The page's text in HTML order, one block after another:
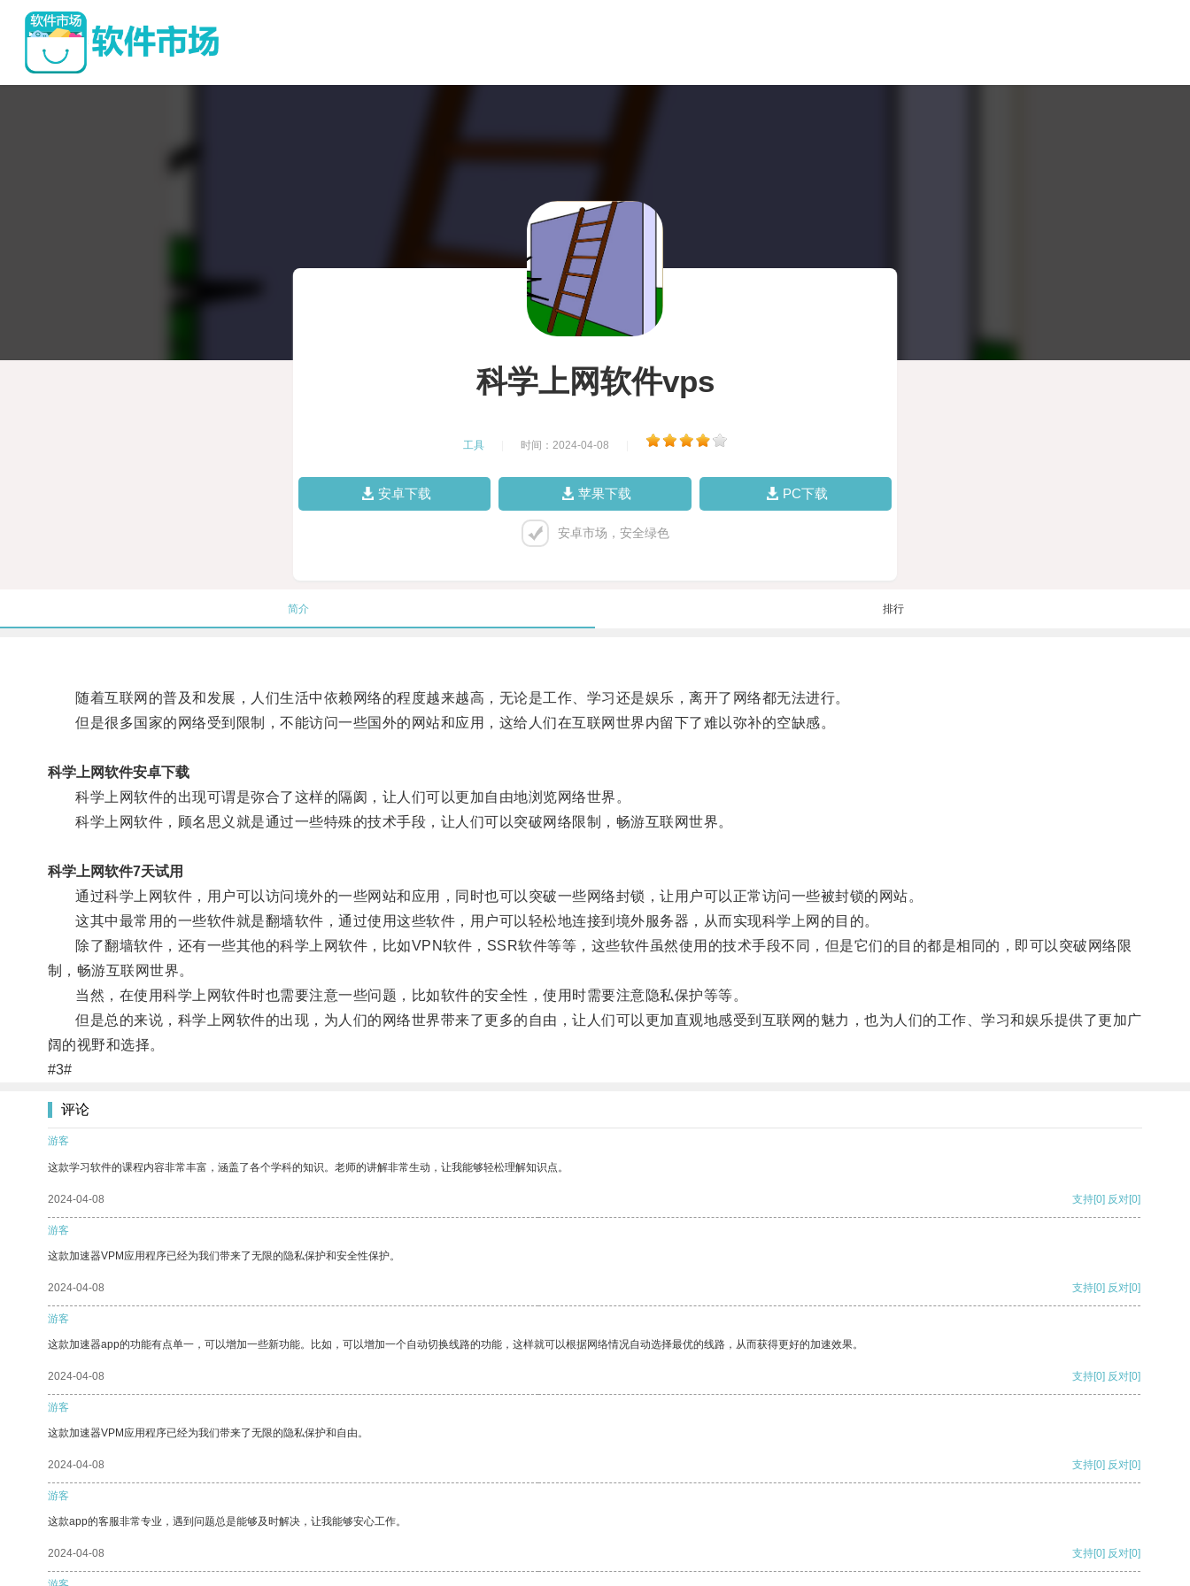
科学上网软件vps
工具 时间：2024-04-08
安卓下载 苹果下载 PC下载
安卓市场，安全绿色
简介 排行
随着互联网的普及和发展，人们生活中依赖网络的程度越来越高，无论是工作、学习还是娱乐，离开了网络都无法进行。
但是很多国家的网络受到限制，不能访问一些国外的网站和应用，这给人们在互联网世界内留下了难以弥补的空缺感。
科学上网软件安卓下载
科学上网软件的出现可谓是弥合了这样的隔阂，让人们可以更加自由地浏览网络世界。
科学上网软件，顾名思义就是通过一些特殊的技术手段，让人们可以突破网络限制，畅游互联网世界。
科学上网软件7天试用
通过科学上网软件，用户可以访问境外的一些网站和应用，同时也可以突破一些网络封锁，让用户可以正常访问一些被封锁的网站。
这其中最常用的一些软件就是翻墙软件，通过使用这些软件，用户可以轻松地连接到境外服务器，从而实现科学上网的目的。
除了翻墙软件，还有一些其他的科学上网软件，比如VPN软件，SSR软件等等，这些软件虽然使用的技术手段不同，但是它们的目的都是相同的，即可以突破网络限
制，畅游互联网世界。
当然，在使用科学上网软件时也需要注意一些问题，比如软件的安全性，使用时需要注意隐私保护等等。
但是总的来说，科学上网软件的出现，为人们的网络世界带来了更多的自由，让人们可以更加直观地感受到互联网的魅力，也为人们的工作、学习和娱乐提供了更加广
阔的视野和选择。
#3#
评论
游客
这款学习软件的课程内容非常丰富，涵盖了各个学科的知识。老师的讲解非常生动，让我能够轻松理解知识点。
2024-04-08 支持[0] 反对[0]
游客
这款加速器VPM应用程序已经为我们带来了无限的隐私保护和安全性保护。
2024-04-08 支持[0] 反对[0]
游客
这款加速器app的功能有点单一，可以增加一些新功能。比如，可以增加一个自动切换线路的功能，这样就可以根据网络情况自动选择最优的线路，从而获得更好的加速效果。
2024-04-08 支持[0] 反对[0]
游客
这款加速器VPM应用程序已经为我们带来了无限的隐私保护和自由。
2024-04-08 支持[0] 反对[0]
游客
这款app的客服非常专业，遇到问题总是能够及时解决，让我能够安心工作。
2024-04-08 支持[0] 反对[0]